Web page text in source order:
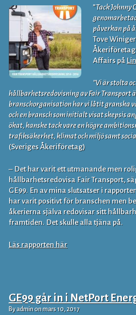
”Tack Johnny
påverkan på
Tove
Affairs på
”Vi är stolta
hållbarhetsredovisning av Fair Transport
branschorganisation har vi låtit granska
och en bransch som initialt visat skepsis
ökat, kanske tack vare en högre
trafiksäkerhet, klimat och miljö samt
(Sveriges Åkeriföretag)
– Det har varit ett utmanande men
hållbarhetsredovisa Fair Transport,
GE99. En av mina slutsatser i
har varit positivt för branschen men
åkerierna själva redovisar sitt
framtiden. Det skulle alla tjäna på.
Läs rapporten här
GE99 går in i NetPort
By admin on mars 10, 2017